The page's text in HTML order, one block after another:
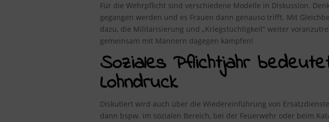
Für die Wehrpflicht sind verschiedene Modelle in Diskussion.
gegangen werden und es Frauen dann genauso trifft. Mit
dazu, die Militarisierung und „Kriegstüchtigkeit“ weiter
gemeinsam mit Männern dagegen kämpfen!
Soziales Pflichtjahr
Lohndruck
Diskutiert wird auch über die Wiedereinführung von
dann bspw. im sozialen Bereich, bei der Feuerwehr oder beim